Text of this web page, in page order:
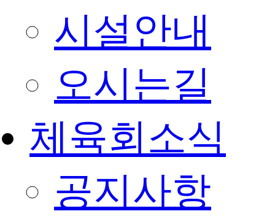
시설안내
오시는길
체육회소식
공지사항